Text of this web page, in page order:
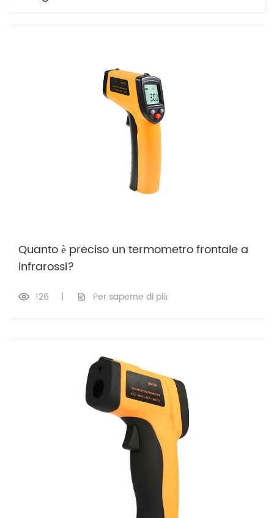
Quanto è preciso un termometro frontale a
infrarossi?
126 | Per saperne di più